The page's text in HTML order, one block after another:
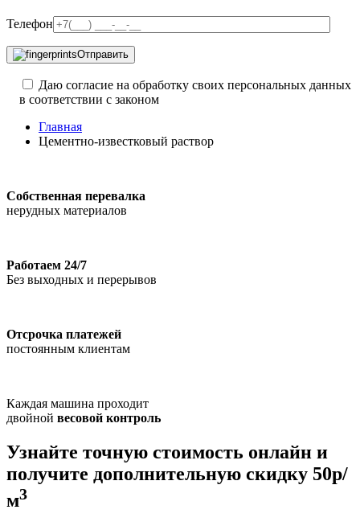
Телефон
Отправить
Даю согласие на обработку своих персональных данных
в соответствии с законом
Главная
Цементно-известковый раствор
Собственная перевалка
нерудных материалов
Работаем 24/7
Без выходных и перерывов
Отсрочка платежей
постоянным клиентам
Каждая машина проходит
двойной весовой контроль
Узнайте точную стоимость онлайн и
получите дополнительную скидку 50р/
м3